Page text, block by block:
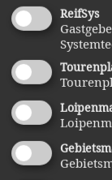
Das Glasdorf
Schenken,
Motto "Sehen
ReifSys